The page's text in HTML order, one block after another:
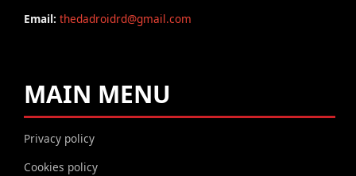
Email: thedadroidrd@gmail.com
MAIN MENU
Privacy policy
Cookies policy